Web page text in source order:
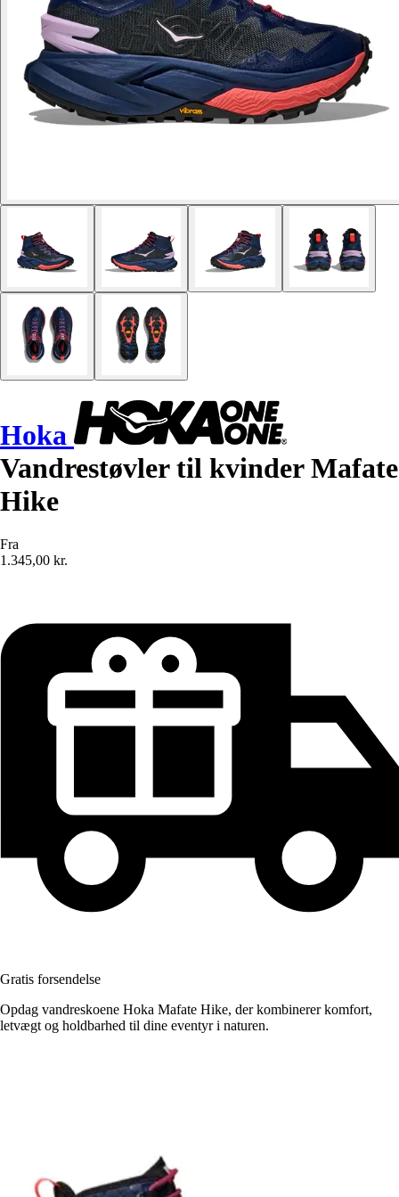
Hoka
Vandrestøvler til kvinder Mafate
Hike
Fra
1.345,00 kr.
Gratis forsendelse
Opdag vandreskoene Hoka Mafate Hike, der kombinerer komfort,
letvægt og holdbarhed til dine eventyr i naturen.